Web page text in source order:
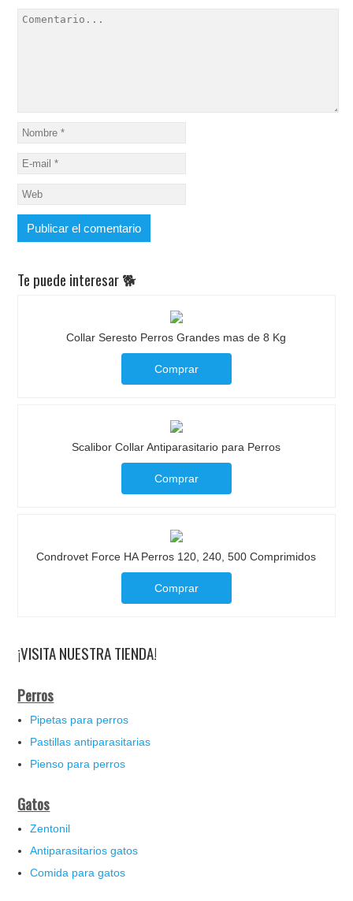
Te puede interesar 🐕
Collar Seresto Perros Grandes mas de 8 Kg
Comprar
Scalibor Collar Antiparasitario para Perros
Comprar
Condrovet Force HA Perros 120, 240, 500 Comprimidos
Comprar
¡VISITA NUESTRA TIENDA!
Perros
Pipetas para perros
Pastillas antiparasitarias
Pienso para perros
Gatos
Zentonil
Antiparasitarios gatos
Comida para gatos